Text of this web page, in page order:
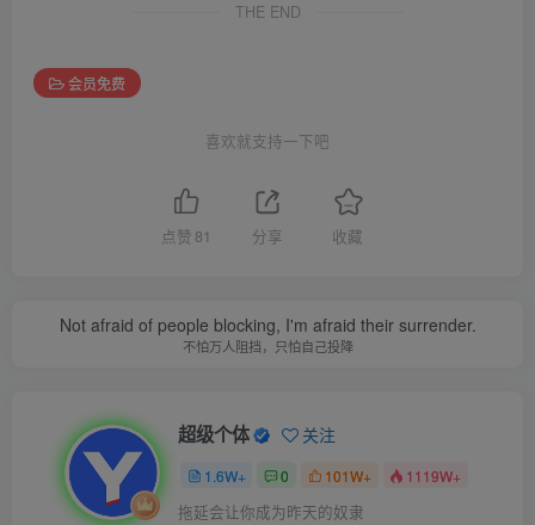
THE END
会员免费
喜欢就支持一下吧
点赞 81 分享 收藏
Not afraid of people blocking, I'm afraid their surrender.
不怕万人阻挡，只怕自己投降
超级个体 关注
1.6W+ 0 101W+ 1119W+
拖延会让你成为昨天的奴隶